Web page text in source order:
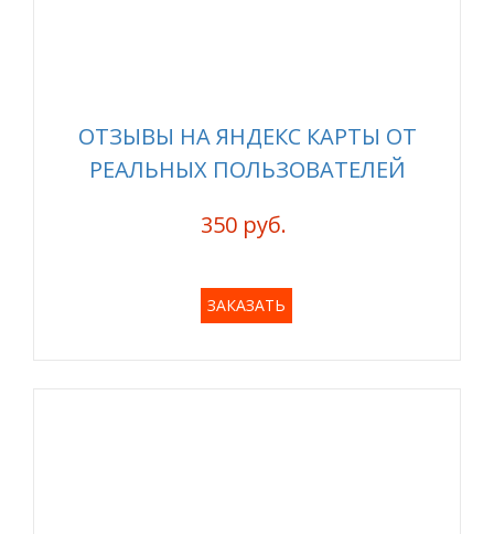
ОТЗЫВЫ НА ЯНДЕКС КАРТЫ ОТ
РЕАЛЬНЫХ ПОЛЬЗОВАТЕЛЕЙ
350 руб.
ЗАКАЗАТЬ